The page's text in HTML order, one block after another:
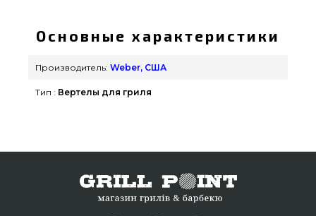
бренда Weber, США по нормальной цене всего
14 679 грн. в каталоге интернет магазина грилей
и мангалов GrillPoint. Лучшие предложения на
Напишите прямо сейчас нашим продавцам по
Черновцы, Херсон
Основные характеристики
Производитель: Weber, США
Тип : Вертелы для гриля